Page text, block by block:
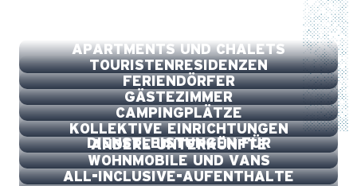
APARTMENTS UND CHALETS
TOURISTENRESIDENZEN
FERIENDÖRFER
GÄSTEZIMMER
CAMPINGPLÄTZE
KOLLEKTIVE EINRICHTUNGEN
ANDERE UNTERKÜNFTE
DIENSTLEISTUNGEN FÜR
WOHNMOBILE UND VANS
ALL-INCLUSIVE-AUFENTHALTE